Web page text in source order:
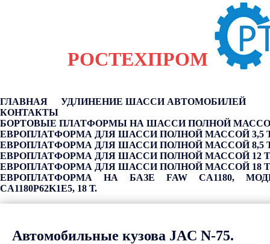
РОСТЕХПРОМ
ГЛАВНАЯ
УДЛИНЕНИЕ ШАССИ АВТОМОБИЛЕЙ
КОНТАКТЫ
БОРТОВЫЕ ПЛАТФОРМЫ НА ШАССИ ПОЛНОЙ
ЕВРОПЛАТФОРМА ДЛЯ ШАССИ ПОЛНОЙ МАССОЙ 3,5
ЕВРОПЛАТФОРМА ДЛЯ ШАССИ ПОЛНОЙ МАССОЙ 8,5
ЕВРОПЛАТФОРМА ДЛЯ ШАССИ ПОЛНОЙ МАССОЙ 12
ЕВРОПЛАТФОРМА ДЛЯ ШАССИ ПОЛНОЙ МАССОЙ 18
ЕВРОПЛАТФОРМА НА БАЗЕ FAW CA1180,
CA1180P62K1E5, 18 Т.
Автомобильные кузова JAC N-75.